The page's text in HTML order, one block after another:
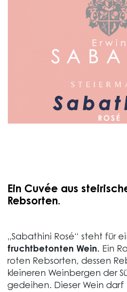
Ein Cuvée aus
Rebsorten.
„Sabathini Rosé“ steht für
fruchtbetonten Wein. Ein
roten Rebsorten, dessen
kleineren Weinbergen der
gedeihen. Dieser Wein